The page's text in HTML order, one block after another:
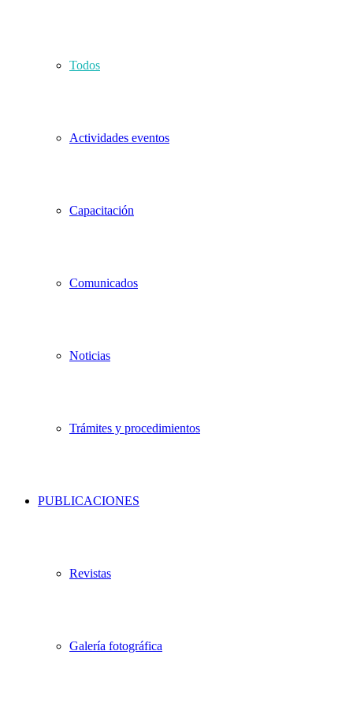
Todos
Actividades eventos
Capacitación
Comunicados
Noticias
Trámites y procedimientos
PUBLICACIONES
Revistas
Galería fotográfica